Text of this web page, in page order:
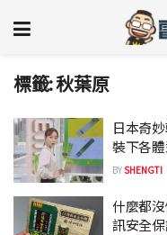
標籤:秋葉原
日本奇
裝下各
BYSHENGTI
什麼都
訊安全